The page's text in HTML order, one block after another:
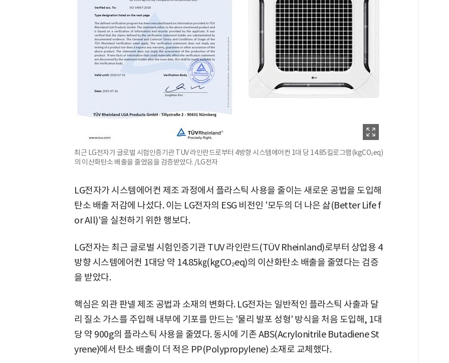
최근 LG전자가 글로벌 시험인증기관 TUV 라인란드로부터 4방향 시스템에어컨 1대 당 14.85킬로그램(kgCO₂eq)
의 이산화탄소 배출을 줄였음을 검증받았다. /LG전자
LG전자가 시스템에어컨 제조 과정에서 플라스틱 사용을 줄이는 새로운 공법을 도입해
탄소 배출 저감에 나섰다. 이는 LG전자의 ESG 비전인 '모두의 더 나은 삶(Better Life f
or All)'을 실천하기 위한 행보다.
LG전자는 최근 글로벌 시험인증기관 TUV 라인란드(TÜV Rheinland)로부터 상업용 4
방향 시스템에어컨 1대당 약 14.85㎏(kgCO₂eq)의 이산화탄소 배출을 줄였다는 검증
을 받았다.
핵심은 외관 판넬 제조 공법과 소재의 변화다. LG전자는 일반적인 플라스틱 사출과 달
리 질소 가스를 주입해 내부에 기포를 만드는 '물리 발포 성형' 방식을 처음 도입해, 1대
당 약 900g의 플라스틱 사용을 줄였다. 동시에 기존 ABS(Acrylonitrile Butadiene St
yrene)에서 탄소 배출이 더 적은 PP(Polypropylene) 소재로 교체했다.